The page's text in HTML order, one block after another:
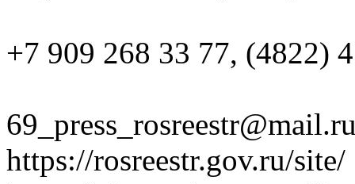
+7 909 268 33 77, (4822)
https://rosreestr.gov.ru/site/